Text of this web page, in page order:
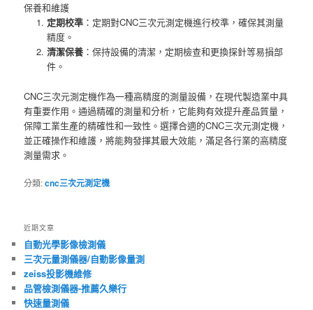
保養和維護
定期校準：定期對CNC三次元測定機進行校準，確保其測量
精度。
清潔保養：保持設備的清潔，定期檢查和更換探針等易損部
件。
CNC三次元測定機作為一種高精度的測量設備，在現代製造業中具
有重要作用。通過精確的測量和分析，它能夠有效提升產品質量，
保障工業生產的精確性和一致性。選擇合適的CNC三次元測定機，
並正確操作和維護，將能夠發揮其最大效能，滿足各行業的高精度
測量需求。
分類:cnc三次元測定機
近期文章
自動光學影像檢測儀
三次元量測儀器/自動影像量測
zeiss投影機維修
品管檢測儀器-推薦久樂行
快速量測儀